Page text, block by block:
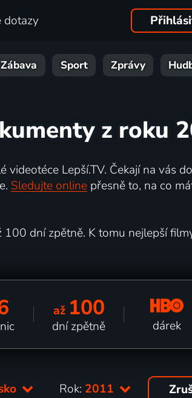
dotazy
Zábava Sport Zprávy
z roku
Lepší.TV. Čekají na vás
Sledujte onlinepřesně to, na co
dní zpětně. K tomu nejlepší
až 100
dní zpětně dárek
Rok: 2011